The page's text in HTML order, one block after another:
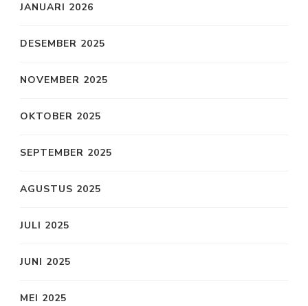
JANUARI 2026
DESEMBER 2025
NOVEMBER 2025
OKTOBER 2025
SEPTEMBER 2025
AGUSTUS 2025
JULI 2025
JUNI 2025
MEI 2025